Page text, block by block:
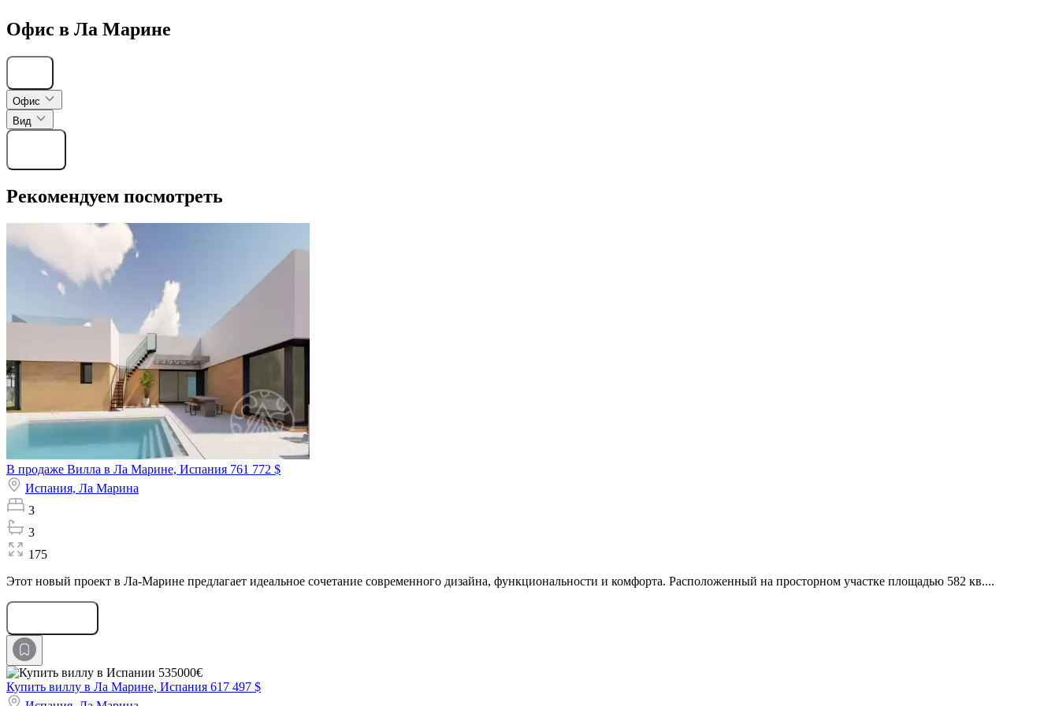
Офис в Ла Марине
Офис
Вид
Рекомендуем посмотреть
В продаже Вилла в Ла Марине, Испания 761 772 $
Испания, Ла Марина
3
3
175
Этот новый проект в Ла-Марине предлагает идеальное сочетание современного дизайна, функциональности и комфорта. Расположенный на просторном участке площадью 582 кв....
Купить виллу в Ла Марине, Испания 617 497 $